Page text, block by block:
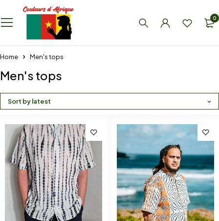
0
Home Men's tops
Men's tops
Sort by latest